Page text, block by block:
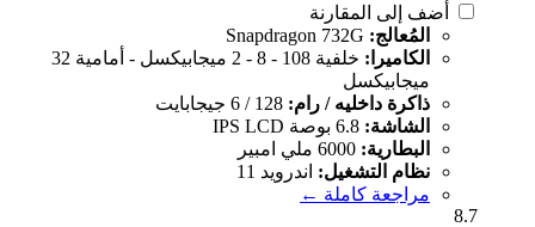
أضف إلى المقارنة
المُعالج:
الكاميرا:
خلفية 108 - 8 - 2 ميجابيكسل - أمامية 32
ميجابيكسل
ذاكرة داخليه / رام:
الشاشة:
البطارية:
نظام التشغيل: اندرويد 11
مراجعة كاملة ←
8.7